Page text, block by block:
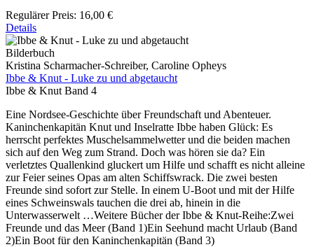
Regulärer Preis: 16,00 €
Details
Bilderbuch
Kristina Scharmacher-Schreiber, Caroline Opheys
Ibbe & Knut - Luke zu und abgetaucht
Ibbe & Knut Band 4
Eine Nordsee-Geschichte über Freundschaft und Abenteuer.
Kaninchenkapitän Knut und Inselratte Ibbe haben Glück: Es
herrscht perfektes Muschelsammelwetter und die beiden machen
sich auf den Weg zum Strand. Doch was hören sie da? Ein
verletztes Quallenkind gluckert um Hilfe und schafft es nicht alleine
zur Feier seines Opas am alten Schiffswrack. Die zwei besten
Freunde sind sofort zur Stelle. In einem U-Boot und mit der Hilfe
eines Schweinswals tauchen die drei ab, hinein in die
Unterwasserwelt …Weitere Bücher der Ibbe & Knut-Reihe:Zwei
Freunde und das Meer (Band 1)Ein Seehund macht Urlaub (Band
2)Ein Boot für den Kaninchenkapitän (Band 3)